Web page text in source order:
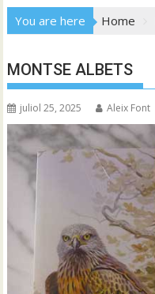
You are here Home
MONTSE ALBETS
juliol 25, 2025 Aleix Font